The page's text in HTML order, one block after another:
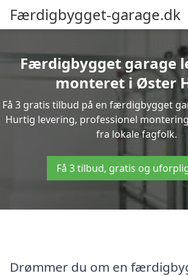
Færdigbygget-garage.dk
Færdigbygget garage
monteret i Øster
Få 3 gratis tilbud på en færdigbygget
Hurtig levering, professionel
fra lokale fagfolk.
Få 3 tilbud, gratis og
Drømmer du om en